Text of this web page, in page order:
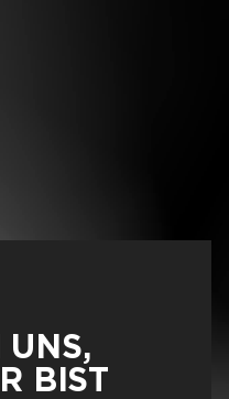
UNS,
BIST